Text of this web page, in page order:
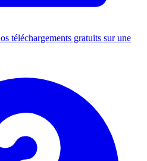
téléchargements gratuits sur une